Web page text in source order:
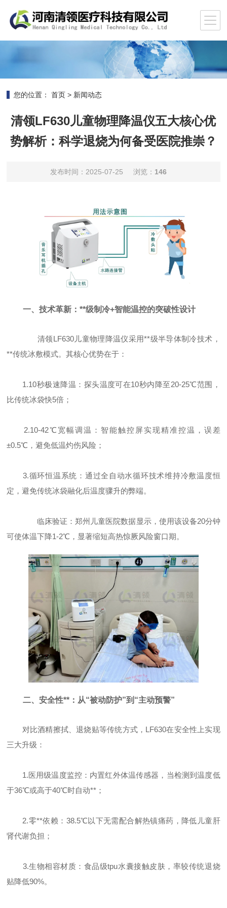
您的位置： 首页 > 新闻动态
清领LF630儿童物理降温仪五大核心优
势解析：科学退烧为何备受医院推崇？
发布时间：2025-07-25 浏览： 146
一、技术革新：**级制冷+智能温控的突破性设计
清领LF630儿童物理降温仪采用**级半导体制冷技术，
**传统冰敷模式。其核心优势在于：
1.10秒极速降温：探头温度可在10秒内降至20-25℃范围，
比传统冰袋快5倍；
2.10-42℃宽幅调温：智能触控屏实现精准控温，误差
±0.5℃，避免低温灼伤风险；
3.循环恒温系统：通过全自动水循环技术维持冷敷温度恒
定，避免传统冰袋融化后温度骤升的弊端。
临床验证：郑州儿童医院数据显示，使用该设备20分钟
可使体温下降1-2℃，显著缩短高热惊厥风险窗口期。
二、安全性**：从“被动防护”到“主动预警”
对比酒精擦拭、退烧贴等传统方式，LF630在安全性上实现
三大升级：
1.医用级温度监控：内置红外体温传感器，当检测到温度低
于36℃或高于40℃时自动**；
2.零**依赖：38.5℃以下无需配合解热镇痛药，降低儿童肝
肾代谢负担；
3.生物相容材质：食品级tpu水囊接触皮肤，率较传统退烧
贴降低90%。